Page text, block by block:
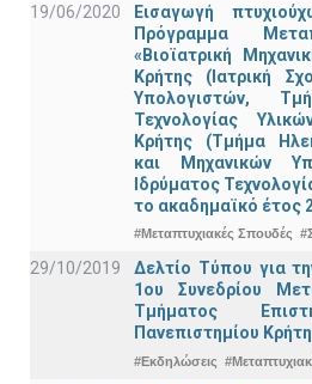
19/06/2020
Εισαγωγή
Πρόγραμμα
«Βιοϊατρική
Κρήτης (Ιατρική
Υπολογιστών,
Τεχνολογίας
Κρήτης (Τμήμα
και Μηχανικών
Ιδρύματος
το ακαδημαϊκό έτος
#Μεταπτυχιακές Σπουδές
29/10/2019
Δελτίο Τύπου για
1ου Συνεδρίου
Τμήματος
Πανεπιστημίου
#Εκδηλώσεις